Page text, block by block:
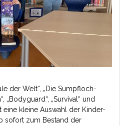
der Welt“, „Die Sumpfloch-
„Bodyguard“, „Survival“ und
eine kleine Auswahl der Kinder-
sofort zum Bestand der